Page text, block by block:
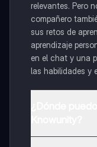
relevantes. Pero
compañero
sus retos de
aprendizaje
en el chat y una
las habilidades y